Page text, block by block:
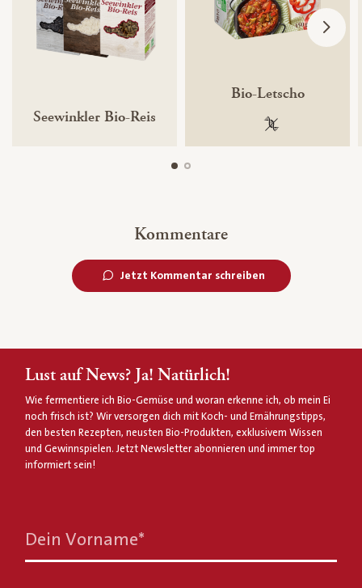
Seewinkler Bio-Reis
Bio-Letscho
100 %
Kommentare
Jetzt Kommentar schreiben
Lust auf News? Ja! Natürlich!
Wie fermentiere ich Bio-Gemüse und woran erkenne ich, ob mein Ei
noch frisch ist? Wir versorgen dich mit Koch- und Ernährungstipps,
den besten Rezepten, neusten Bio-Produkten, exklusivem Wissen
und Gewinnspielen. Jetzt Newsletter abonnieren und immer top
informiert sein!
Dein Vorname*